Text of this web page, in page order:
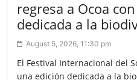
regresa a Ocoa
dedicada a la
August 5, 2026, 11:30 pm
El Festival Internacional del
una edición dedicada a la